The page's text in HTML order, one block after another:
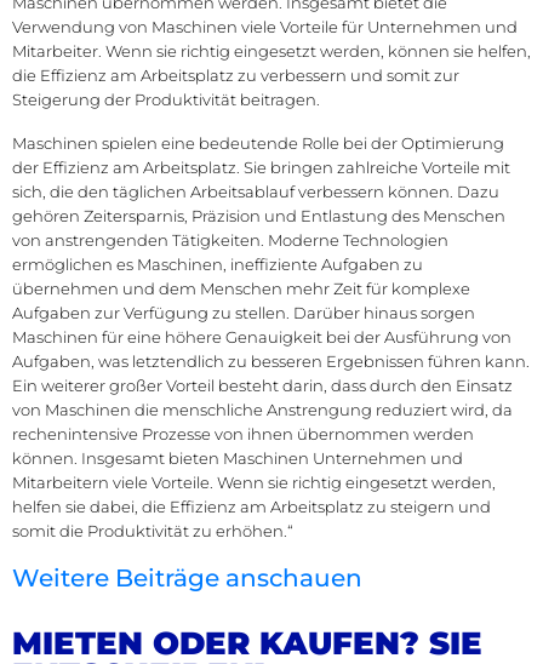
Verwendung von Maschinen viele Vorteile für Unternehmen und
Mitarbeiter. Wenn sie richtig eingesetzt werden, können sie helfen,
die Effizienz am Arbeitsplatz zu verbessern und somit zur
Steigerung der Produktivität beitragen.
Maschinen spielen eine bedeutende Rolle bei der Optimierung
der Effizienz am Arbeitsplatz. Sie bringen zahlreiche Vorteile mit
sich, die den täglichen Arbeitsablauf verbessern können. Dazu
gehören Zeitersparnis, Präzision und Entlastung des Menschen
von anstrengenden Tätigkeiten. Moderne Technologien
ermöglichen es Maschinen, ineffiziente Aufgaben zu
übernehmen und dem Menschen mehr Zeit für komplexe
Aufgaben zur Verfügung zu stellen. Darüber hinaus sorgen
Maschinen für eine höhere Genauigkeit bei der Ausführung von
Aufgaben, was letztendlich zu besseren Ergebnissen führen kann.
Ein weiterer großer Vorteil besteht darin, dass durch den Einsatz
von Maschinen die menschliche Anstrengung reduziert wird, da
rechenintensive Prozesse von ihnen übernommen werden
können. Insgesamt bieten Maschinen Unternehmen und
Mitarbeitern viele Vorteile. Wenn sie richtig eingesetzt werden,
helfen sie dabei, die Effizienz am Arbeitsplatz zu steigern und
somit die Produktivität zu erhöhen.“
Weitere Beiträge anschauen
MIETEN ODER KAUFEN? SIE